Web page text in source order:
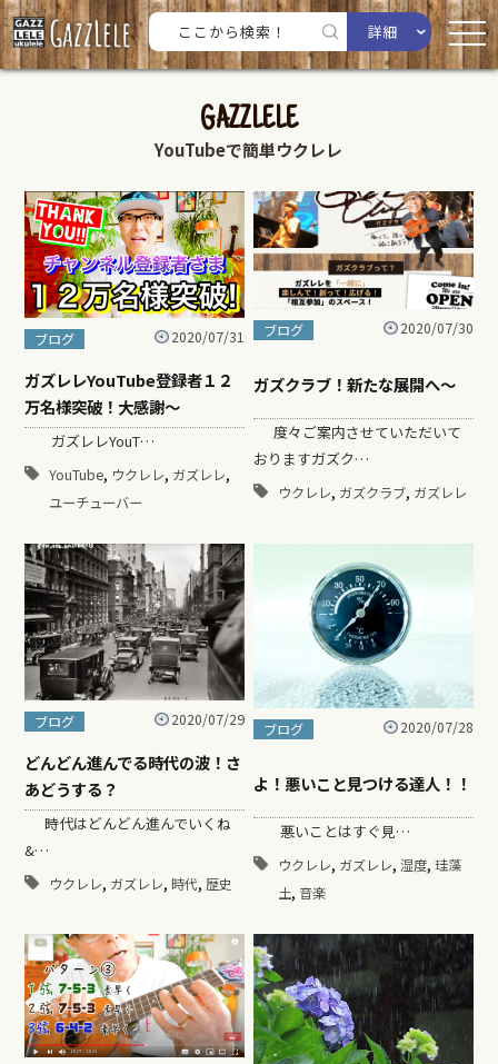
詳細
GAZZLELE
YouTubeで簡単ウクレレ
ブログ 2020/07/31
ガズレレYouTube登録者１２
万名様突破！大感謝～
ガズレレYouT…
YouTube, ウクレレ, ガズレレ,
ユーチューバー
ブログ 2020/07/30
ガズクラブ！新たな展開へ〜
度々ご案内させていただいて
おりますガズク…
ウクレレ, ガズクラブ, ガズレレ
ブログ 2020/07/29
どんどん進んでる時代の波！さ
あどうする？
時代はどんどん進んでいくね
&…
ウクレレ, ガズレレ, 時代, 歴史
ブログ 2020/07/28
よ！悪いこと見つける達人！！
悪いことはすぐ見…
ウクレレ, ガズレレ, 湿度, 珪藻
土, 音楽